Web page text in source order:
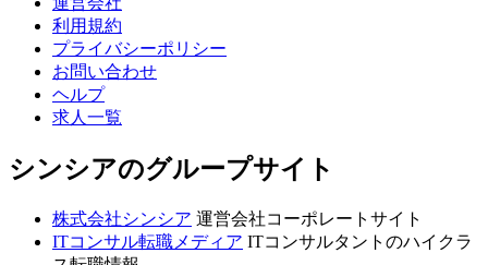
利用規約
プライバシーポリシー
お問い合わせ
ヘルプ
求人一覧
シンシアのグループサイト
株式会社シンシア 運営会社コーポレートサイト
ITコンサル転職メディア ITコンサルタントのハイクラ